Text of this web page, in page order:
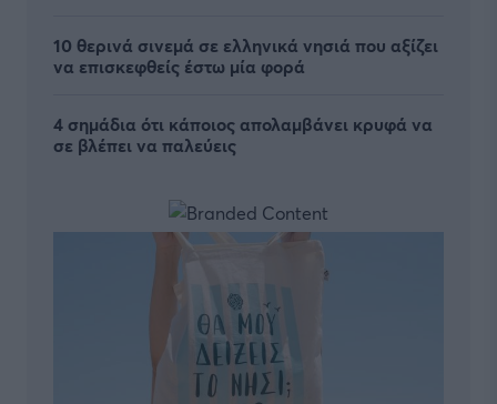
10 θερινά σινεμά σε ελληνικά νησιά που αξίζει
να επισκεφθείς έστω μία φορά
4 σημάδια ότι κάποιος απολαμβάνει κρυφά να
σε βλέπει να παλεύεις